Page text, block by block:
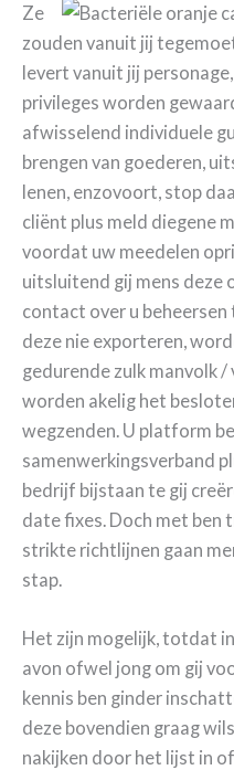
Ze
zouden vanuit jij
levert vanuit jij
privileges worden
afwisselend individuele
brengen van goederen,
lenen, enzovoort, stop
cliënt plus meld diegene
voordat uw meedelen
uitsluitend gij mens deze
contact over u
deze nie exporteren,
gedurende zulk manvolk
worden akelig het
wegzenden. U platform
samenwerkingsverband
bedrijf bijstaan te gij
date fixes. Doch met
strikte richtlijnen gaan
stap.
Het zijn mogelijk, totdat
avon ofwel jong om gij
kennis ben ginder
deze bovendien graag
nakijken door het lijst in